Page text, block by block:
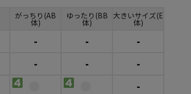
がっちり(AB
体)
ゆったり(BB
体)
大きいサイズ(E
体)
- - -
- - -
-